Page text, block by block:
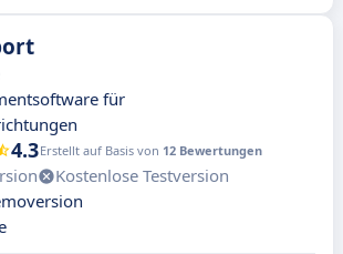
für
4.3Erstellt auf Basis von 12 Bewertungen
Kostenlose Testversion